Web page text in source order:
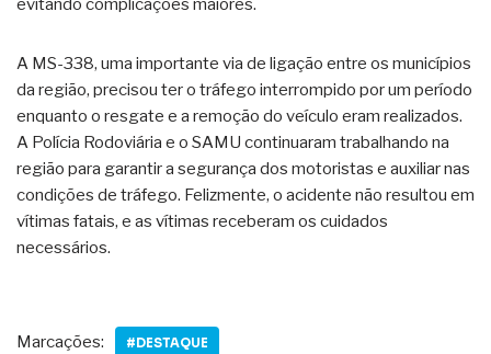
evitando complicações maiores.
A MS-338, uma importante via de ligação entre os municípios
da região, precisou ter o tráfego interrompido por um período
enquanto o resgate e a remoção do veículo eram realizados.
A Polícia Rodoviária e o SAMU continuaram trabalhando na
região para garantir a segurança dos motoristas e auxiliar nas
condições de tráfego. Felizmente, o acidente não resultou em
vítimas fatais, e as vítimas receberam os cuidados
necessários.
Marcações: #DESTAQUE